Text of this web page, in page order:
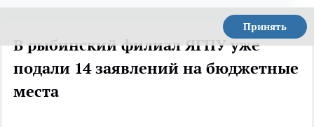
Принять
В рыбинский филиал ЯГПУ уже
подали 14 заявлений на бюджетные
места